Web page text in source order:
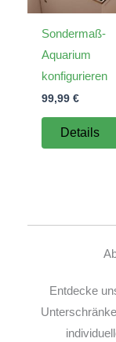
Sondermaß-
Aquarium
konfigurieren
99,99 €
Details
Entdecke